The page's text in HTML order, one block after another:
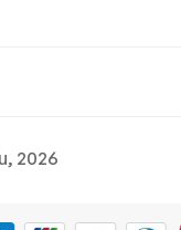
2026